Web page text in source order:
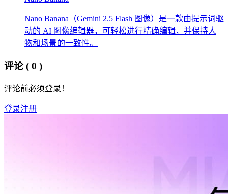
Nano Banana（Gemini 2.5 Flash 图像）是一款由提示词驱
动的 AI 图像编辑器，可轻松进行精确编辑，并保持人
物和场景的一致性。
评论 ( 0 )
评论前必须登录！
登录注册